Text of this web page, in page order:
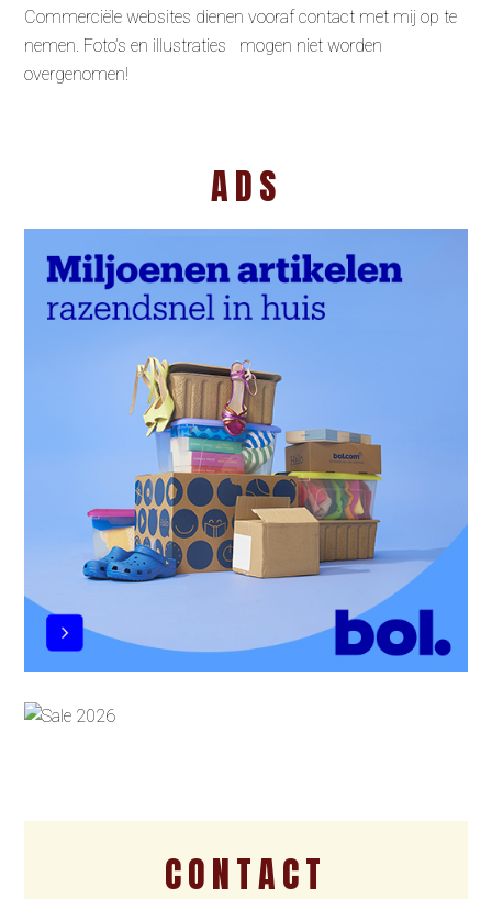
Commerciële websites dienen vooraf contact met mij op te
nemen. Foto’s en illustraties mogen niet worden
overgenomen!
ADS
CONTACT